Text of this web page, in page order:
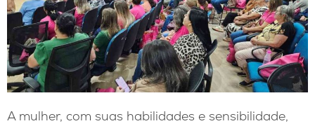
A mulher, com suas habilidades e sensibilidade,